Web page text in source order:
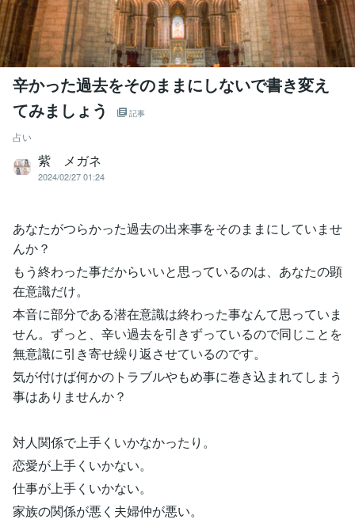
辛かった過去をそのままにしないで書き変え
てみましょう
記事
占い
紫 メガネ
2024/02/27 01:24
あなたがつらかった過去の出来事をそのままにしていませ
んか？
もう終わった事だからいいと思っているのは、あなたの顕
在意識だけ。
本音に部分である潜在意識は終わった事なんて思っていま
せん。ずっと、辛い過去を引きずっているので同じことを
無意識に引き寄せ繰り返させているのです。
気が付けば何かのトラブルやもめ事に巻き込まれてしまう
事はありませんか？
対人関係で上手くいかなかったり。
恋愛が上手くいかない。
仕事が上手くいかない。
家族の関係が悪く夫婦仲が悪い。